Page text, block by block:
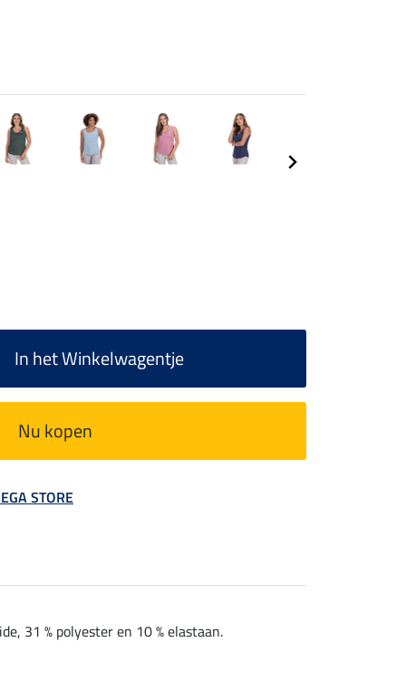
In het Winkelwagentje
Nu kopen
STORE
31 % polyester en 10 % elastaan.